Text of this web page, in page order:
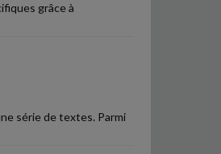
grâce à
série de textes. Parmi